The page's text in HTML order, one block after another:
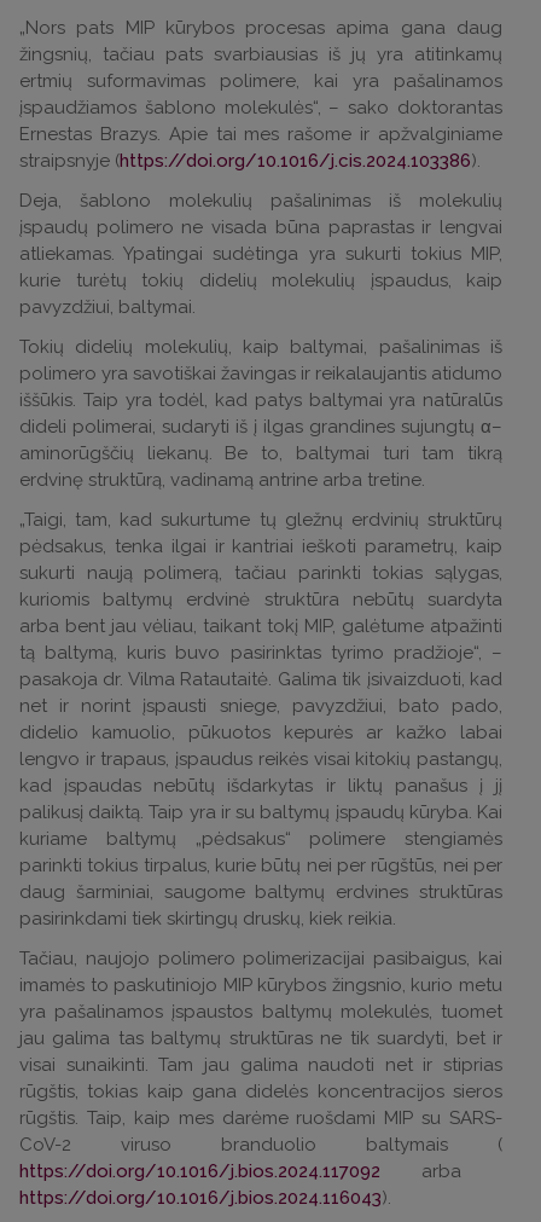
„Nors pats MIP kūrybos procesas apima gana daug
žingsnių, tačiau pats svarbiausias iš jų yra atitinkamų
ertmių suformavimas polimere, kai yra pašalinamos
įspaudžiamos šablono molekulės“, – sako doktorantas
Ernestas Brazys. Apie tai mes rašome ir apžvalginiame
straipsnyje (https://doi.org/10.1016/j.cis.2024.103386).
Deja, šablono molekulių pašalinimas iš molekulių
įspaudų polimero ne visada būna paprastas ir lengvai
atliekamas. Ypatingai sudėtinga yra sukurti tokius MIP,
kurie turėtų tokių didelių molekulių įspaudus, kaip
pavyzdžiui, baltymai.
Tokių didelių molekulių, kaip baltymai, pašalinimas iš
polimero yra savotiškai žavingas ir reikalaujantis atidumo
iššūkis. Taip yra todėl, kad patys baltymai yra natūralūs
dideli polimerai, sudaryti iš į ilgas grandines sujungtų α–
aminorūgščių liekanų. Be to, baltymai turi tam tikrą
erdvinę struktūrą, vadinamą antrine arba tretine.
„Taigi, tam, kad sukurtume tų gležnų erdvinių struktūrų
pėdsakus, tenka ilgai ir kantriai ieškoti parametrų, kaip
sukurti naują polimerą, tačiau parinkti tokias sąlygas,
kuriomis baltymų erdvinė struktūra nebūtų suardyta
arba bent jau vėliau, taikant tokį MIP, galėtume atpažinti
tą baltymą, kuris buvo pasirinktas tyrimo pradžioje“, –
pasakoja dr. Vilma Ratautaitė. Galima tik įsivaizduoti, kad
net ir norint įspausti sniege, pavyzdžiui, bato pado,
didelio kamuolio, pūkuotos kepurės ar kažko labai
lengvo ir trapaus, įspaudus reikės visai kitokių pastangų,
kad įspaudas nebūtų išdarkytas ir liktų panašus į jį
palikusį daiktą. Taip yra ir su baltymų įspaudų kūryba. Kai
kuriame baltymų „pėdsakus“ polimere stengiamės
parinkti tokius tirpalus, kurie būtų nei per rūgštūs, nei per
daug šarminiai, saugome baltymų erdvines struktūras
pasirinkdami tiek skirtingų druskų, kiek reikia.
Tačiau, naujojo polimero polimerizacijai pasibaigus, kai
imamės to paskutiniojo MIP kūrybos žingsnio, kurio metu
yra pašalinamos įspaustos baltymų molekulės, tuomet
jau galima tas baltymų struktūras ne tik suardyti, bet ir
visai sunaikinti. Tam jau galima naudoti net ir stiprias
rūgštis, tokias kaip gana didelės koncentracijos sieros
rūgštis. Taip, kaip mes darėme ruošdami MIP su SARS-
CoV-2 viruso branduolio baltymais (
https://doi.org/10.1016/j.bios.2024.117092 arba
https://doi.org/10.1016/j.bios.2024.116043).